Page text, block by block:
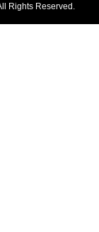
Rights Reserved.